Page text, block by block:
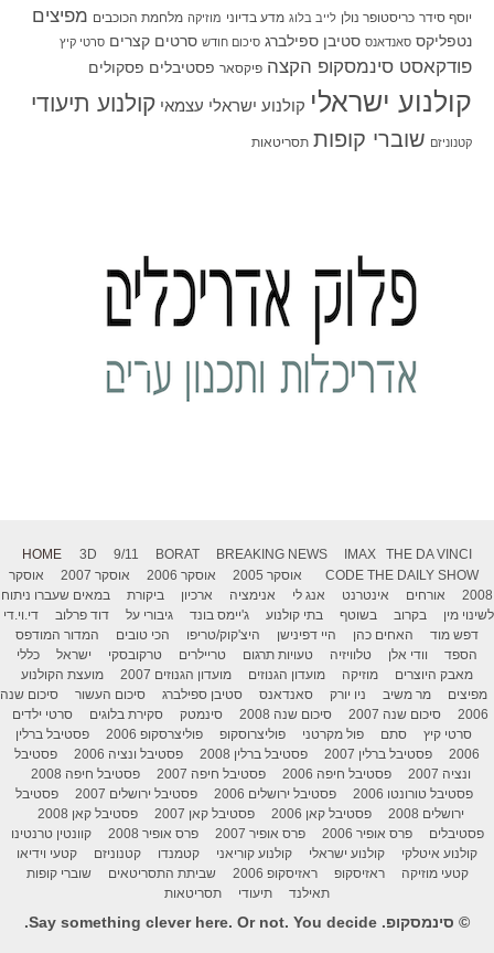
יוסף סידר כריסטופר נולן לייב בלוג מדע בדיוני מוזיקה מלחמת הכוכבים מפיצים
נטפליקס סאנדאנס סטיבן ספילברג סיכום חודש סרטים קצרים סרטי קיץ
פודקאסט סינמסקופ הקצה פיקסאר פסטיבלים פסקולים
קולנוע ישראלי קולנוע ישראלי עצמאי קולנוע תיעודי
קטנוניזם שוברי קופות תסריטאות
HOME 3D 9/11 BORAT BREAKING NEWS IMAX
THE DA VINCI
CODE THE DAILY SHOW אוסקר 2005 אוסקר 2006 אוסקר 2007
אוסקר
2008
אורחים אינטרנט אנג לי אנימציה ארכיון ביקורת
במאים שעברו ניתוח
לשינוי מין
בקרוב בשוטף בתי קולנוע ג'יימס בונד גיבורי על דוד פרלוב
די.וי.די
דפש מוד
האחים כהן היי דפינישן היצ'קוק/טריפו הכי טובים
המדור המודפס
הספד
וודי אלן טלוויזיה טעויות תרגום טריילרים טרקובסקי ישראל
כללי
מאבק היוצרים
מוזיקה מועדון הגנוזים מועדון הגנוזים 2007
מועצת הקולנוע
מפיצים
מר משיב ניו יורק סאנדאנס סטיבן ספילברג סיכום העשור
סיכום שנה
2006
סיכום שנה 2007 סיכום שנה 2008 סינמטק סקירת בלוגים
סרטי ילדים
סרטי קיץ
סתם פול מקרטני פוליצרוסקופ פוליצרסקופ 2006
פסטיבל ברלין
2006
פסטיבל ברלין 2007 פסטיבל ברלין 2008 פסטיבל ונציה 2006
פסטיבל
ונציה 2007
פסטיבל חיפה 2006 פסטיבל חיפה 2007
פסטיבל חיפה 2008
פסטיבל טורונטו 2006
פסטיבל ירושלים 2006 פסטיבל ירושלים 2007
פסטיבל
ירושלים 2008
פסטיבל קאן 2006 פסטיבל קאן 2007
פסטיבל קאן 2008
פסטיבלים
פרס אופיר 2006 פרס אופיר 2007 פרס אופיר 2008
קוונטין טרנטינו
קולנוע איטלקי
קולנוע ישראלי קולנוע קוריאני קטמנדו קטנוניזם
קטעי וידיאו
קטעי מוזיקה
ראזיסקופ ראזיסקופ 2006 שביתת התסריטאים
שוברי קופות
תאילנד
תיעודי תסריטאות
© סינמסקופ. Say something clever here. Or not. You decide.